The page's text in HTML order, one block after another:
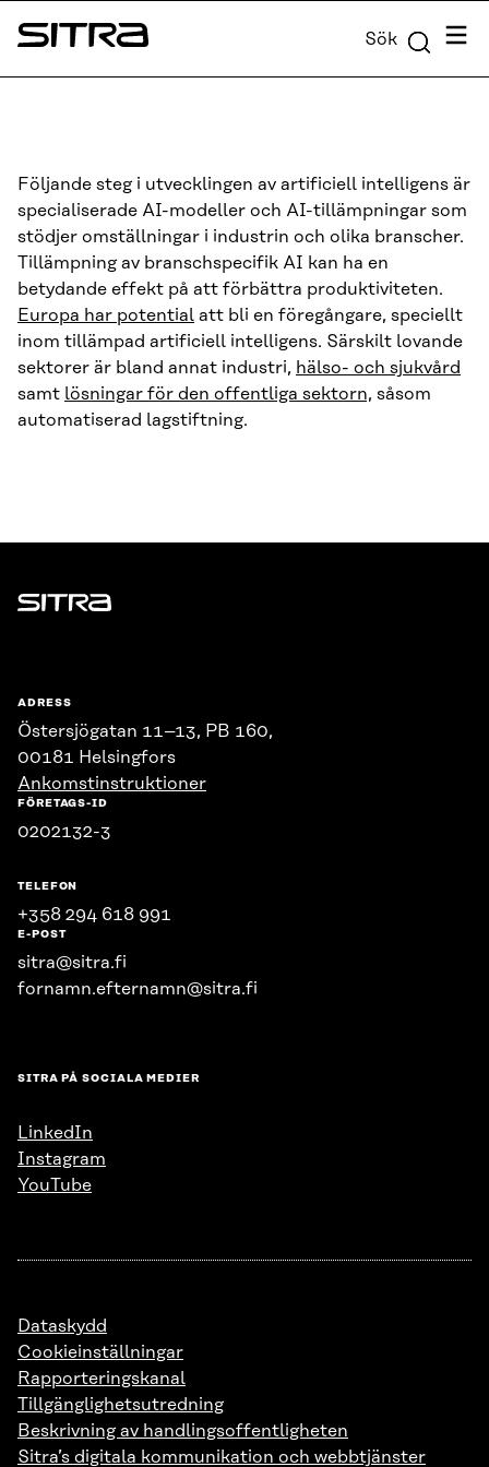
Skip to
content
Sitra Sök Meny
Följande steg i utvecklingen av artificiell intelligens är
specialiserade AI-modeller och AI-tillämpningar som
stödjer omställningar i industrin och olika branscher.
Tillämpning av branschspecifik AI kan ha en
betydande effekt på att förbättra produktiviteten.
Europa har potential att bli en föregångare, speciellt
inom tillämpad artificiell intelligens. Särskilt lovande
sektorer är bland annat industri, hälso- och sjukvård
samt lösningar för den offentliga sektorn, såsom
automatiserad lagstiftning.
Sitra
ADRESS
Östersjögatan 11–13, PB 160,
00181 Helsingfors
Ankomstinstruktioner
FÖRETAGS-ID
0202132-3
TELEFON
+358 294 618 991
E-POST
sitra@sitra.fi
fornamn.efternamn@sitra.fi
SITRA PÅ SOCIALA MEDIER
LinkedIn
Instagram
YouTube
Dataskydd
Cookieinställningar
Rapporteringskanal
Tillgänglighetsutredning
Beskrivning av handlingsoffentligheten
Sitra’s digitala kommunikation och webbtjänster